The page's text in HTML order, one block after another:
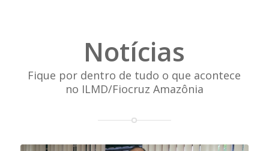
Notícias
Fique por dentro de tudo o que acontece
no ILMD/Fiocruz Amazônia